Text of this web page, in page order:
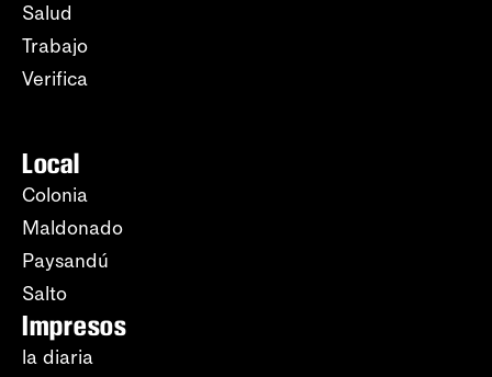
Salud
Trabajo
Verifica
Local
Colonia
Maldonado
Paysandú
Salto
Impresos
la diaria